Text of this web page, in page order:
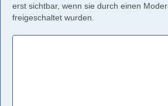
erst sichtbar, wenn sie durch einen
freigeschaltet wurden.